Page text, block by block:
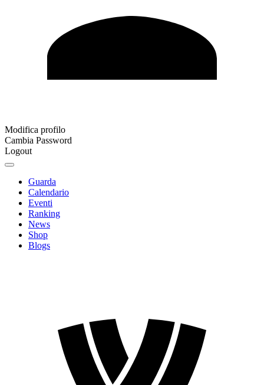
Modifica profilo
Cambia Password
Logout
Guarda
Calendario
Eventi
Ranking
News
Shop
Blogs